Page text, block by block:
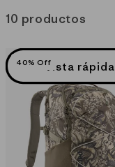
ó
n
:
10 productos
40% OffVista rápida